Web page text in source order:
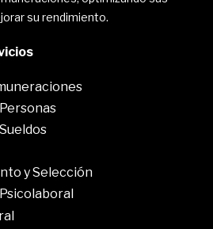
su rendimiento.
y Selección